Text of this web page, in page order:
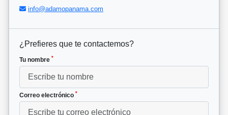
info@adamopanama.com
¿Prefieres que te contactemos?
Tu nombre *
Correo electrónico *